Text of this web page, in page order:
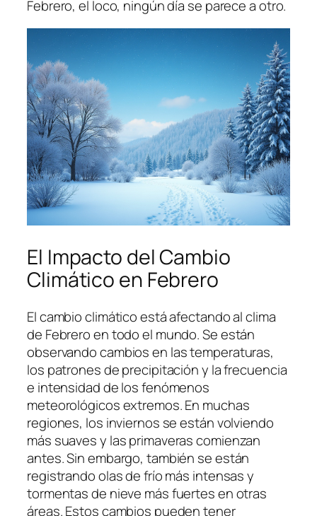
Febrero, el loco, ningún día se parece a otro.
El Impacto del Cambio
Climático en Febrero
El cambio climático está afectando al clima
de Febrero en todo el mundo. Se están
observando cambios en las temperaturas,
los patrones de precipitación y la frecuencia
e intensidad de los fenómenos
meteorológicos extremos. En muchas
regiones, los inviernos se están volviendo
más suaves y las primaveras comienzan
antes. Sin embargo, también se están
registrando olas de frío más intensas y
tormentas de nieve más fuertes en otras
áreas. Estos cambios pueden tener